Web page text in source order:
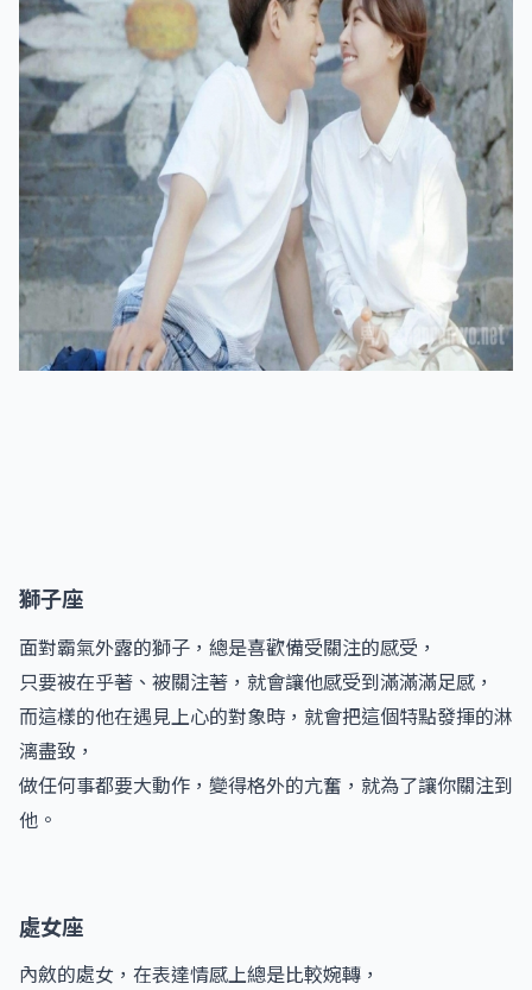
獅子座
面對霸氣外露的獅子，總是喜歡備受關注的感受，
只要被在乎著、被關注著，就會讓他感受到滿滿滿足感，
而這樣的他在遇見上心的對象時，就會把這個特點發揮的淋
漓盡致，
做任何事都要大動作，變得格外的亢奮，就為了讓你關注到
他。
處女座
內斂的處女，在表達情感上總是比較婉轉，